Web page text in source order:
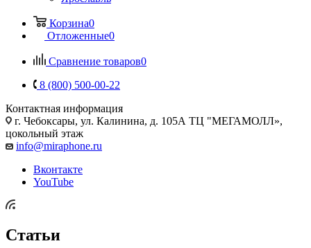
Корзина0
Отложенные0
Сравнение товаров0
8 (800) 500-00-22
Контактная информация
г. Чебоксары, ул. Калинина, д. 105А ТЦ "МЕГАМОЛЛ»,
цокольный этаж
info@miraphone.ru
Вконтакте
YouTube
Статьи